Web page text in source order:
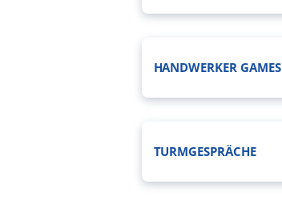
HANDWERKER GAMES
TURMGESPRÄCHE